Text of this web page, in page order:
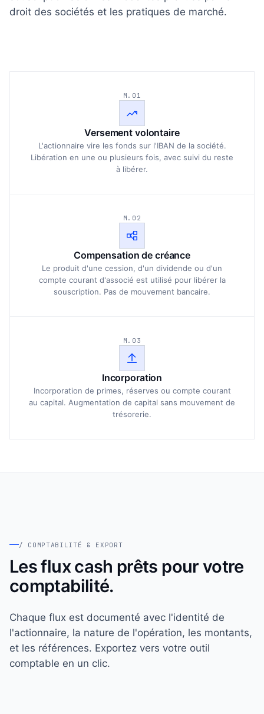
droit des sociétés et les pratiques de marché.
M.01
Versement volontaire
L'actionnaire vire les fonds sur l'IBAN de la société.
Libération en une ou plusieurs fois, avec suivi du reste
à libérer.
M.02
Compensation de créance
Le produit d'une cession, d'un dividende ou d'un
compte courant d'associé est utilisé pour libérer la
souscription. Pas de mouvement bancaire.
M.03
Incorporation
Incorporation de primes, réserves ou compte courant
au capital. Augmentation de capital sans mouvement de
trésorerie.
/ COMPTABILITÉ & EXPORT
Les flux cash prêts pour votre
comptabilité.
Chaque flux est documenté avec l'identité de
l'actionnaire, la nature de l'opération, les montants,
et les références. Exportez vers votre outil
comptable en un clic.